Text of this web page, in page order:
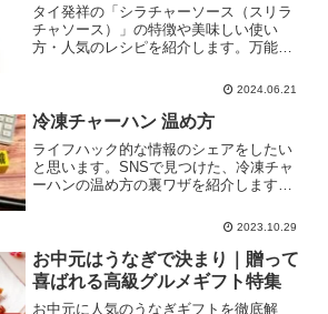
タイ発祥の「シラチャーソース（スリラ
チャソース）」の特徴や美味しい使い
方・人気のレシピを紹介します。万能な
の「シラチャーソース（スリラチャソー
バランスで融合しているので...
2024.06.21
冷凍チャーハン 温め方
ライフハック的な情報のシェアをしたい
と思います。SNSで見つけた、冷凍チャ
ーハンの温め方の裏ワザを紹介します。
公式アカウントで紹介されていた冷凍チ
る方法です。公式アカ...
2023.10.29
お中元はうなぎで決まり｜贈って
喜ばれる高級グルメギフト特集
お中元に人気のうなぎギフトを徹底解